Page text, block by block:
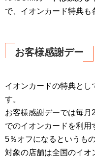
で、イオンカード特典も
お客様感謝デー
イオンカードの特典と
す。
お客様感謝デーでは毎
でのイオンカードを利
5％オフになるというもの
対象の店舗は全国のイオ